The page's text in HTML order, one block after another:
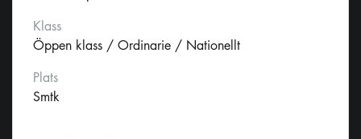
Klass
Öppen klass / Ordinarie / Nationellt
Plats
Smtk